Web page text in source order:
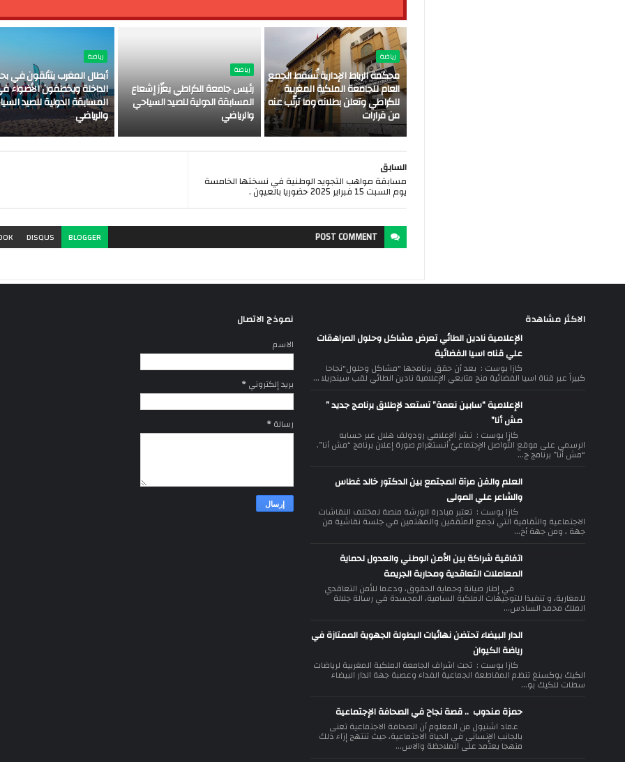
رياضة
محكمة الرباط الإدارية تُسقط الجمع
العام للجامعة الملكية المغربية
للكراطي وتعلن بطلانه وما ترتّب عنه
من قرارات
رياضة
رئيس جامعة الكراطي يعزّز إشعاع
المسابقة الدولية للصيد السياحي
والرياضي
رياضة
أبطال المغرب يتألقون في
الداخلة ويخطفون الأضواء
المسابقة الدولية للصيد
والرياضي
السابق
مسابقة مواهب التجويد الوطنية في نسختها الخامسة
يوم السبت 15 فبراير 2025 حضوريا بالعيون .
POSTCOMMENT
BLOGGER
DISQUS
الاكثر مشاهدة
الإعلامية نادين الطائي تعرض مشاكل وحلول المراهقات
علي قناه اسيا الفضائية
كازا بوست : بعد أن حقق برنامجها "مشاكل وحلول"نجاحا
كبيراً عبر قناة اسيا الفضائية منح متابعي الإعلامية نادين الطائي لقب سيندريلا ...
الإعلامية “سابين نعمة” تستعد لإطلاق برنامج جديد ”
مش أنا”
كازا بوست : نشر الإعلامي رودولف هلال عبر حسابه
الرسمي على موقع التّواصل الإجتماعيّ أنستغرام صورة إعلان برنامج “مش أنا”.
“مش أنا” برنامج ج...
العلم والفن مرآة المجتمع بين الدكتور خالد غطاس
والشاعر علي المولى
كازا بوست : تعتبر مبادرة الورشة منصة لمختلف النقاشات
الاجتماعية والثقافية التي تجمع المثقفين والمهتمين في جلسة نقاشية من
جهة ، ومن جهة أخ...
اتفاقية شراكة بين الأمن الوطني والعدول لحماية
المعاملات التعاقدية ومحاربة الجريمة
في إطار صيانة وحماية الحقوق، ودعما للأمن التعاقدي
للمغاربة، و تنفيذا للتوجيهات الملكية السامية، المجسدة في رسالة جلالة
الملك محمد السادس...
الدار البيضاء تحتضن نهائيات البطولة الجهوية الممتازة في
رياضة الكيوان
كازا بوست : تحت اشراف الجامعة الملكية المغربية لرياضات
الكيك بوكسنغ تنظم المقاطعة الجماعية الفداء وعصبة جهة الدار البيضاء
سطات للكيك بو...
حمزة مندوب .. قصة نجاح في الصحافة الإجتماعية
عماد اشنيول من المعلوم أن الصحافة الاجتماعية تعنى
بالجانب الإنساني في الحياة الاجتماعية، حيث تنتهج إزاء ذلك
منهجا يعتمد على الملاحظة والاس...
نموذج الاتصال
الاسم
بريد إلكتروني*
رسالة*